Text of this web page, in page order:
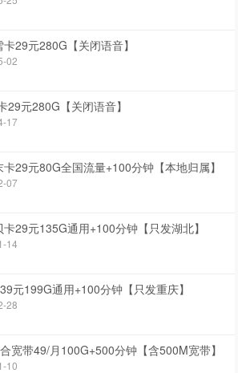
29元280G【关闭语音】
02
29元280G【关闭语音】
17
卡29元80G全国流量+100分钟【本地归属】
07
29元135G通用+100分钟【只发湖北】
14
元199G通用+100分钟【只发重庆】
28
宽带49/月100G+500分钟【含500M宽带】
10